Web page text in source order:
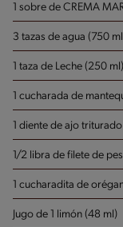
1 sobre de CREMA
3 tazas de agua (750
1 taza de Leche (250 ml)
1 cucharada de
1 diente de ajo
1/2 libra de filete de
1 cucharadita de
Jugo de 1 limón (48 ml)